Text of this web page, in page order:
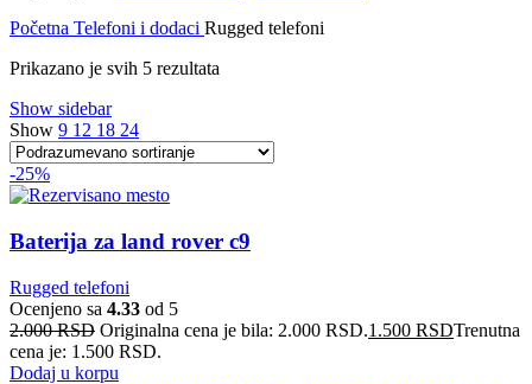
Početna Telefoni i dodaci Rugged telefoni
Prikazano je svih 5 rezultata
Show sidebar
Show 9 12 18 24
-25%
Baterija za land rover c9
Rugged telefoni
Ocenjeno sa 4.33 od 5
2.000RSD Originalna cena je bila: 2.000 RSD.1.500 RSDTrenutna
cena je: 1.500 RSD.
Dodaj u korpu